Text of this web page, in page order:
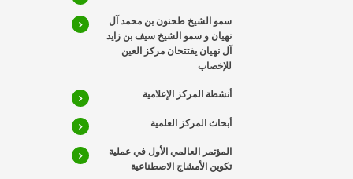
سمو الشيخ طحنون بن محمد آل
نهيان و سمو الشيخ سيف بن زايد
آل نهيان يفتتحان مركز العين
للإخصاب
أنشطة المركز الإعلامية
أبحاث المركز العلمية
المؤتمر العالمي الأول في عملية
تكوين الأمشاج الاصطناعية